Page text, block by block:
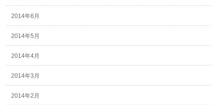
2014年6月
2014年5月
2014年4月
2014年3月
2014年2月